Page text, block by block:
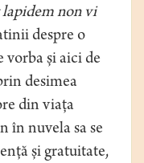
non vi
despre o
vorba și aici de
desimea
din viața
în nuvela sa se
și gratuitate,